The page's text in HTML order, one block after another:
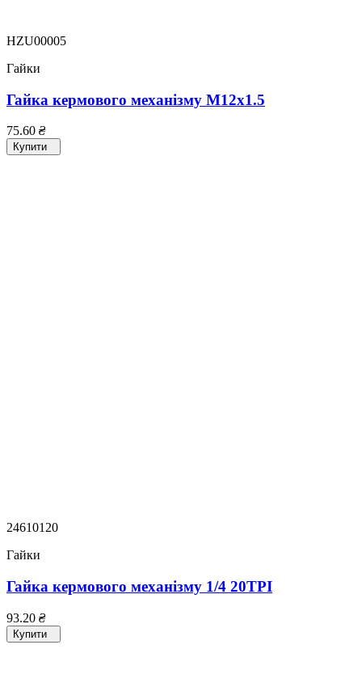
HZU00005
Гайки
Гайка кермового механізму M12x1.5
75.60 ₴
Купити
24610120
Гайки
Гайка кермового механізму 1/4 20TPI
93.20 ₴
Купити